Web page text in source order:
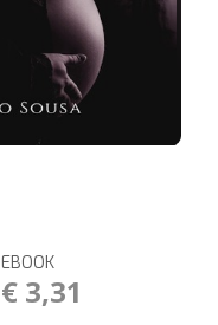
EBOOK
€ 3,31